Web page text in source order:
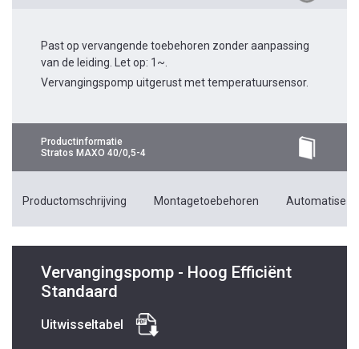
Past op vervangende toebehoren zonder aanpassing
van de leiding. Let op: 1~.
Vervangingspomp uitgerust met temperatuursensor.
Productinformatie
Stratos MAXO 40/0,5-4
Productomschrijving Montagetoebehoren
Vervangingspomp - Hoog Efficiënt
Standaard
Uitwisseltabel